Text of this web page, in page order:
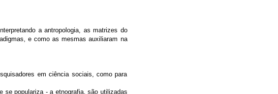
a antropologia, as matrizes do
e como as mesmas auxiliaram na
em ciência sociais, como para
se populariza - a etnografia, são utilizadas